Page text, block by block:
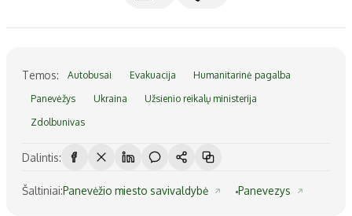
Temos: Autobusai Evakuacija Humanitarinė pagalba
Panevėžys Ukraina Užsienio reikalų ministerija
Zdolbunivas
Dalintis:
Šaltiniai:Panevėžio miesto savivaldybė Panevezys